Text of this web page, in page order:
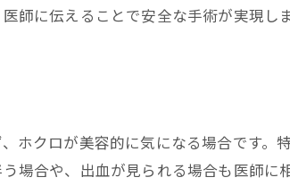
のメリットとデメリット
除去の美容効果と心理的効果
対効果の観点からみたホクロ除去
な視点で見るホクロ除去の影響
師に伝えることで安全な手術が実現し
ホクロが美容的に気になる場合です。
場合や、出血が見られる場合も医師に